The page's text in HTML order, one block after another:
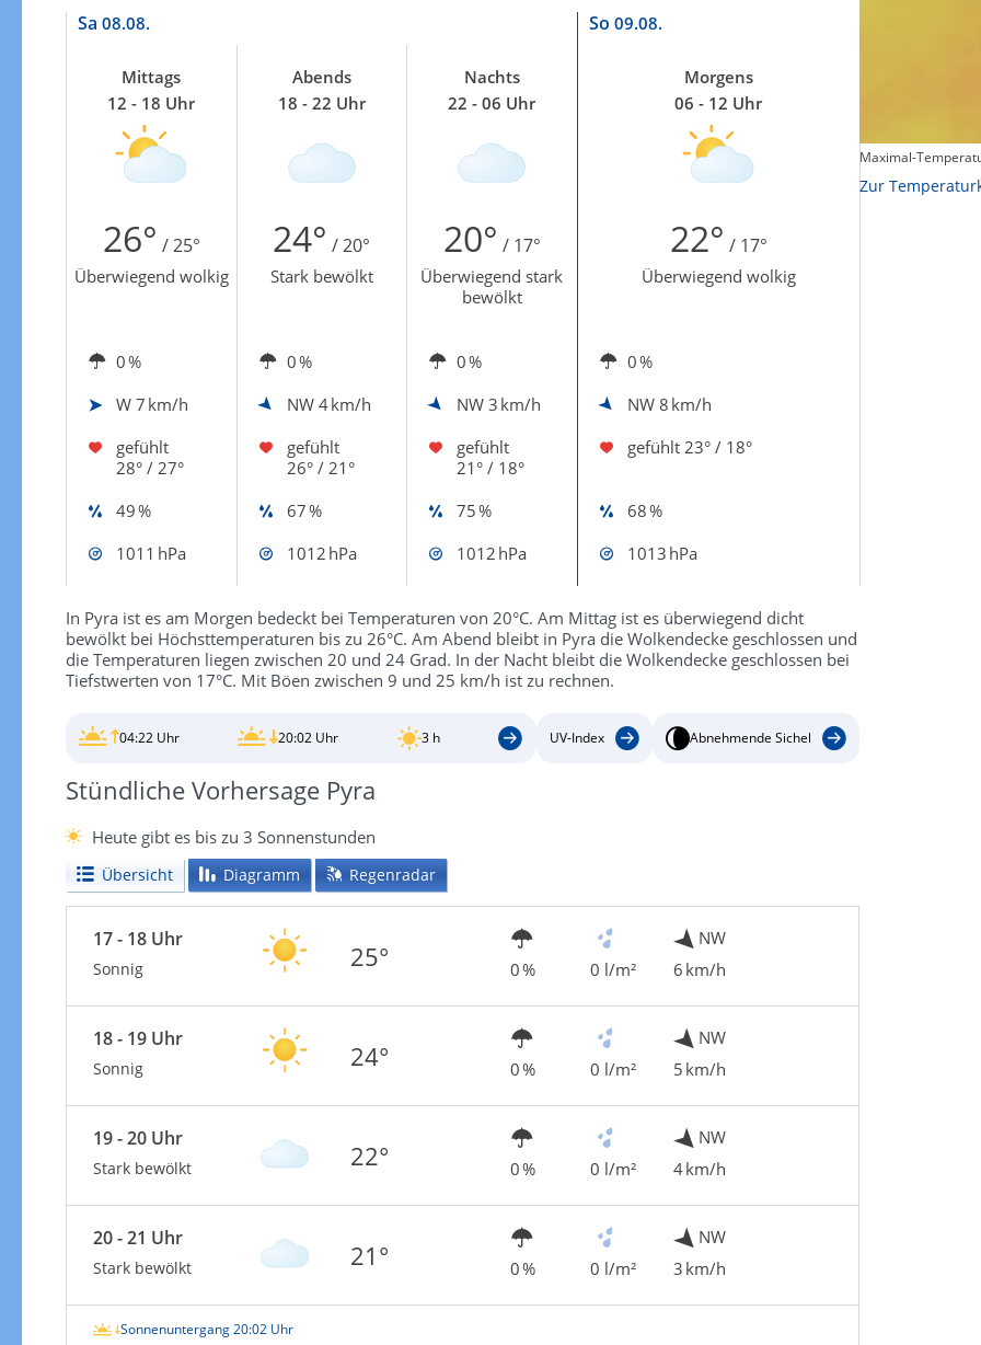
Sa 08.08. So 09.08.
Mittags
12 - 18 Uhr
Abends
18 - 22 Uhr
Nachts
22 - 06 Uhr
Morgens
06 - 12 Uhr
26° / 25° 24° / 20° 20° / 17° 22° / 17°
Überwiegend wolkig Stark bewölkt
Überwiegend stark
bewölkt
Überwiegend wolkig
0 % 0 % 0 %
0 %
W 7 km/h NW 4 km/h NW 3 km/h NW 8 km/h
gefühlt
28° / 27°
gefühlt
26° / 21°
gefühlt
21° / 18°
gefühlt 23° / 18°
49 % 67 % 75 %
68 %
1011 hPa
1012 hPa 1012 hPa 1013 hPa
In Pyra ist es am Morgen bedeckt bei Temperaturen von 20°C. Am Mittag ist es überwiegend dicht
bewölkt bei Höchsttemperaturen bis zu 26°C. Am Abend bleibt in Pyra die Wolkendecke geschlossen und
die Temperaturen liegen zwischen 20 und 24 Grad. In der Nacht bleibt die Wolkendecke geschlossen bei
Tiefstwerten von 17°C. Mit Böen zwischen 9 und 25 km/h ist zu rechnen.
04:22 Uhr 20:02 Uhr 3 h UV-Index Abnehmende Sichel
Stündliche Vorhersage Pyra
Heute gibt es bis zu 3 Sonnenstunden
Übersicht Diagramm Regenradar
17 - 18 Uhr
Sonnig 25° 0 % 0 l/m²
NW
6 km/h
18 - 19 Uhr
Sonnig 24° 0 % 0 l/m²
NW
5 km/h
19 - 20 Uhr
Stark bewölkt 22° 0 % 0 l/m²
NW
4 km/h
20 - 21 Uhr
Stark bewölkt 21° 0 % 0 l/m²
NW
3 km/h
Sonnenuntergang 20:02 Uhr
Gewitterrisiko in 3h
Zur Gewitterrisikokarte
Zum animierten Regenradar Maximal-
Zur